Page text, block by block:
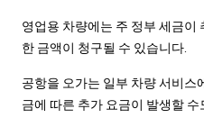
영업용 차량에는 주 정부 세금이
한 금액이 청구될 수 있습니다.
공항을 오가는 일부 차량 서비스
금에 따른 추가 요금이 발생할